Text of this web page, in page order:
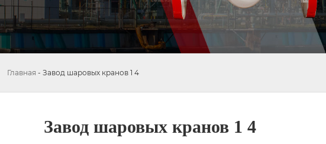
Главная - Завод шаровых кранов 1 4
Завод шаровых кранов 1 4